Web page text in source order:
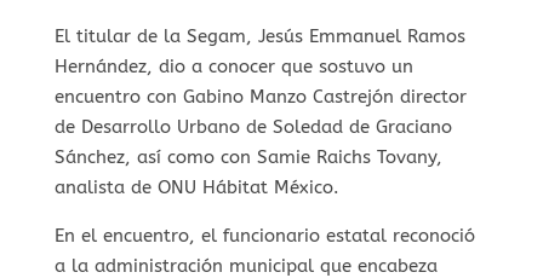
El titular de la Segam, Jesús Emmanuel Ramos
Hernández, dio a conocer que sostuvo un
encuentro con Gabino Manzo Castrejón director
de Desarrollo Urbano de Soledad de Graciano
Sánchez, así como con Samie Raichs Tovany,
analista de ONU Hábitat México.
En el encuentro, el funcionario estatal reconoció
a la administración municipal que encabeza